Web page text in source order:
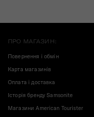
ПРО МАГАЗИН:
Повернення і обмін
Карта магазинів
Оплата і доставка
Історія бренду Samsonite
Магазини American Tourister